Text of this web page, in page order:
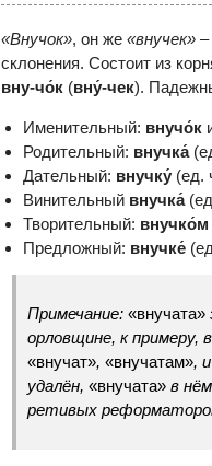
«Внучок», он же «внучек» –
склонения. Состоит из
вну-чо́к (вну́-чек).
Именительный: внучо́к
Родительный: внучка́
Дательный: внучку́ (ед.
Винительный внучка́
Творительный: внучко́м
Предложный: внучке́
Примечание: «внучата»
орловщине, к примеру,
«внучат», «внучатам»,
удалён, «внучата» в
ретивых